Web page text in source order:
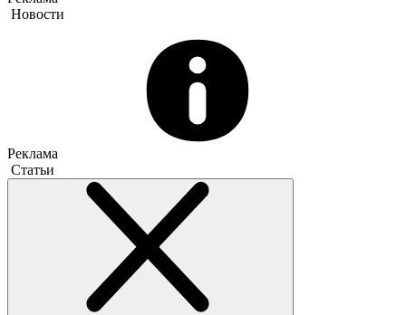
Новости
Реклама
Статьи